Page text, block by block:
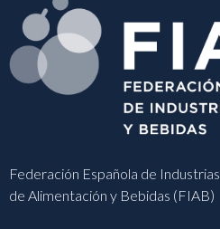
Federación Española de Industrias
de Alimentación y Bebidas (FIAB)